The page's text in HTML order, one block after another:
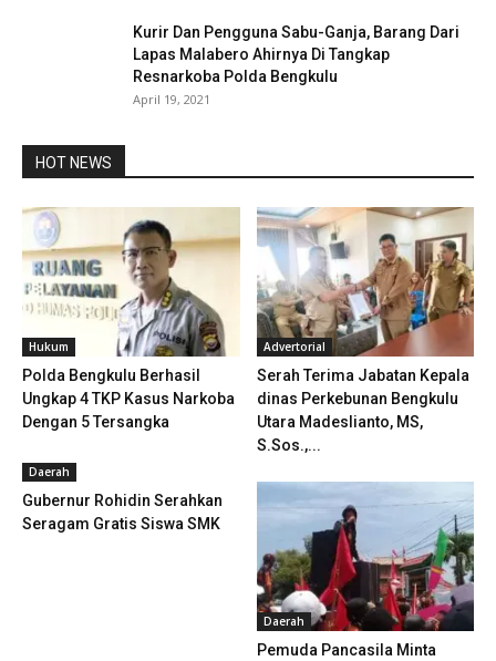
Kurir Dan Pengguna Sabu-Ganja, Barang Dari
Lapas Malabero Ahirnya Di Tangkap
Resnarkoba Polda Bengkulu
April 19, 2021
HOT NEWS
Hukum
Polda Bengkulu Berhasil
Ungkap 4 TKP Kasus Narkoba
Dengan 5 Tersangka
Advertorial
Serah Terima Jabatan Kepala
dinas Perkebunan Bengkulu
Utara Madeslianto, MS,
S.Sos.,...
Daerah
Gubernur Rohidin Serahkan
Seragam Gratis Siswa SMK
Daerah
Pemuda Pancasila Minta